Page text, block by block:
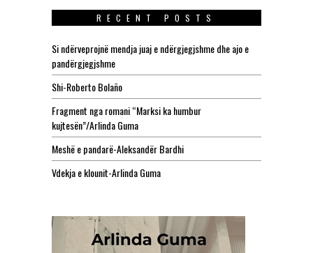
RECENT POSTS
Si ndërveprojnë mendja juaj e ndërgjegjshme dhe ajo e
pandërgjegjshme
Shi-Roberto Bolaño
Fragment nga romani “Marksi ka humbur
kujtesën”/Arlinda Guma
Meshë e pandarë-Aleksandër Bardhi
Vdekja e klounit-Arlinda Guma